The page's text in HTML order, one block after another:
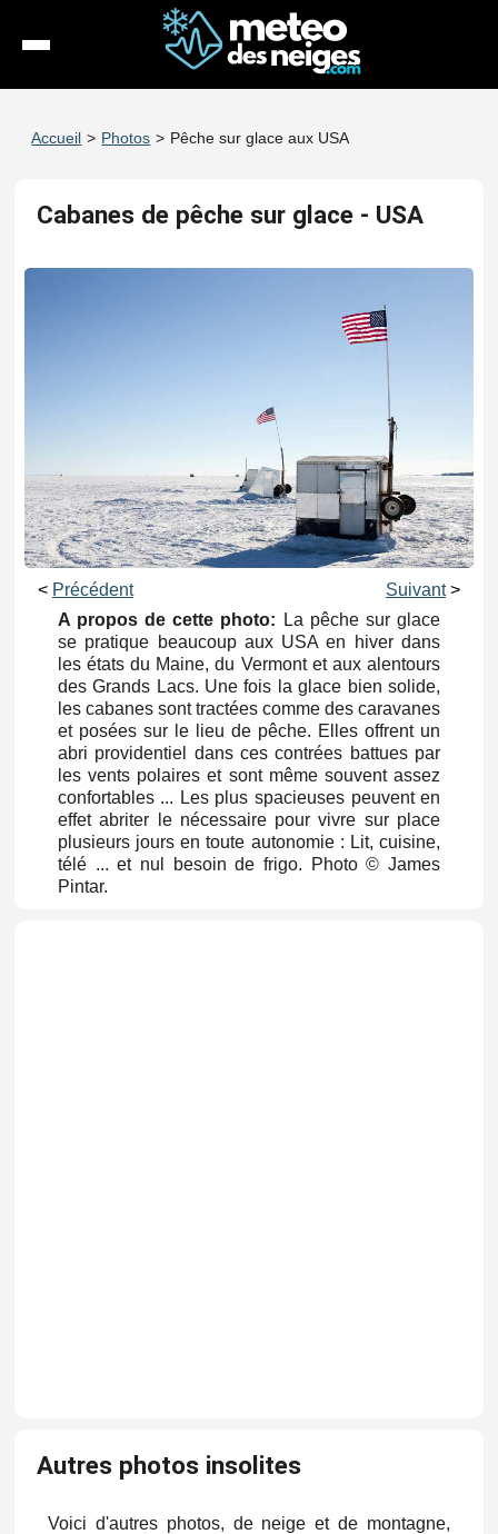
Stations
Webcams
Accueil > Photos > Pêche sur glace aux USA
Cabanes de pêche sur glace - USA
< Précédent Suivant>
A propos de cette photo: La pêche sur glace
se pratique beaucoup aux USA en hiver dans
les états du Maine, du Vermont et aux alentours
des Grands Lacs. Une fois la glace bien solide,
les cabanes sont tractées comme des caravanes
et posées sur le lieu de pêche. Elles offrent un
abri providentiel dans ces contrées battues par
les vents polaires et sont même souvent assez
confortables ... Les plus spacieuses peuvent en
effet abriter le nécessaire pour vivre sur place
plusieurs jours en toute autonomie : Lit, cuisine,
télé ... et nul besoin de frigo. Photo © James
Pintar.
Autres photos insolites
Voici d'autres photos, de neige et de montagne,